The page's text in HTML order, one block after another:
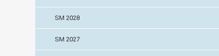
SM 2028
SM 2027